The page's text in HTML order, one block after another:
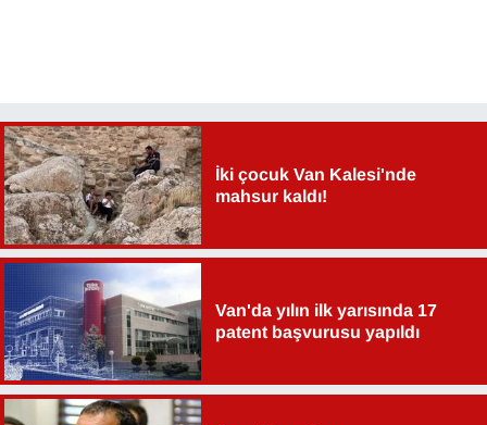
İki çocuk Van Kalesi'nde
mahsur kaldı!
Van'da yılın ilk yarısında 17
patent başvurusu yapıldı